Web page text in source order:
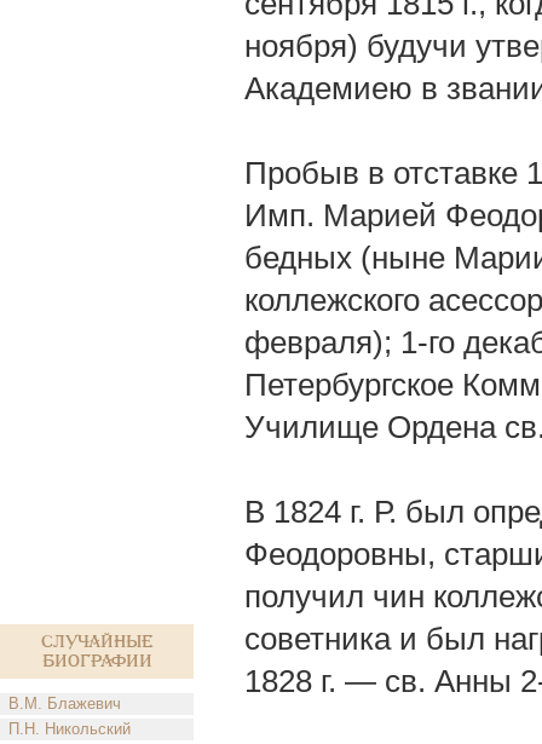
Случайные
биографии
В.М. Блажевич
П.Н. Никольский
ноября) будучи
Академиею в
Пробыв в отставке
Имп. Марией
бедных (ныне
коллежского
февраля); 1-го
Петербургское
Училище Ордена
В 1824 г. Р. был
Феодоровны,
получил чин
советника и был
1828 г. — св. Анны